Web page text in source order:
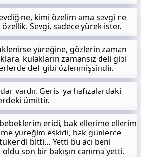
kimi özelim ama sevgi ne
Sevgi, sadece yürek ister.
yüreğine, gözlerin zaman
kulakların zamansız deli gibi
deli gibi özlenmişsindir.
vardır. Gerisi ya hafızalardaki
ümittir.
eridi, bak ellerime ellerim
yüreğim eskidi, bak günlerce
bitti… Yetti bu acı beni
son bir bakışın canıma yetti.